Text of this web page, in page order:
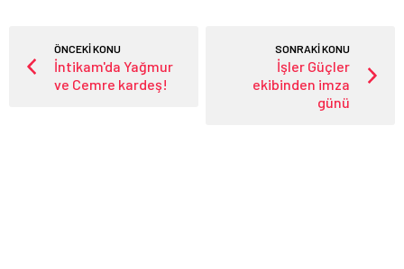
ÖNCEKİ KONU
İntikam'da Yağmur
ve Cemre kardeş!
SONRAKİ KONU
İşler Güçler
ekibinden imza
günü